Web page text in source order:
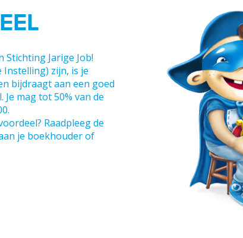
Jarige Job!
Instelling) zijn, is je
bijdraagt aan een goed
mag tot 50% van de
Raadpleeg de
je boekhouder of